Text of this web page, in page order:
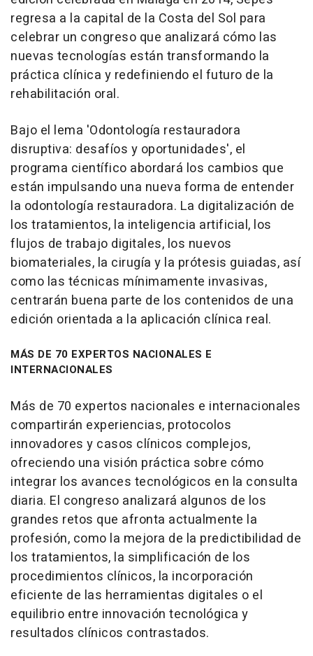
regresa a la capital de la Costa del Sol para
celebrar un congreso que analizará cómo las
nuevas tecnologías están transformando la
práctica clínica y redefiniendo el futuro de la
rehabilitación oral.
Bajo el lema 'Odontología restauradora
disruptiva: desafíos y oportunidades', el
programa científico abordará los cambios que
están impulsando una nueva forma de entender
la odontología restauradora. La digitalización de
los tratamientos, la inteligencia artificial, los
flujos de trabajo digitales, los nuevos
biomateriales, la cirugía y la prótesis guiadas, así
como las técnicas mínimamente invasivas,
centrarán buena parte de los contenidos de una
edición orientada a la aplicación clínica real.
MÁS DE 70 EXPERTOS NACIONALES E
INTERNACIONALES
Más de 70 expertos nacionales e internacionales
compartirán experiencias, protocolos
innovadores y casos clínicos complejos,
ofreciendo una visión práctica sobre cómo
integrar los avances tecnológicos en la consulta
diaria. El congreso analizará algunos de los
grandes retos que afronta actualmente la
profesión, como la mejora de la predictibilidad de
los tratamientos, la simplificación de los
procedimientos clínicos, la incorporación
eficiente de las herramientas digitales o el
equilibrio entre innovación tecnológica y
resultados clínicos contrastados.